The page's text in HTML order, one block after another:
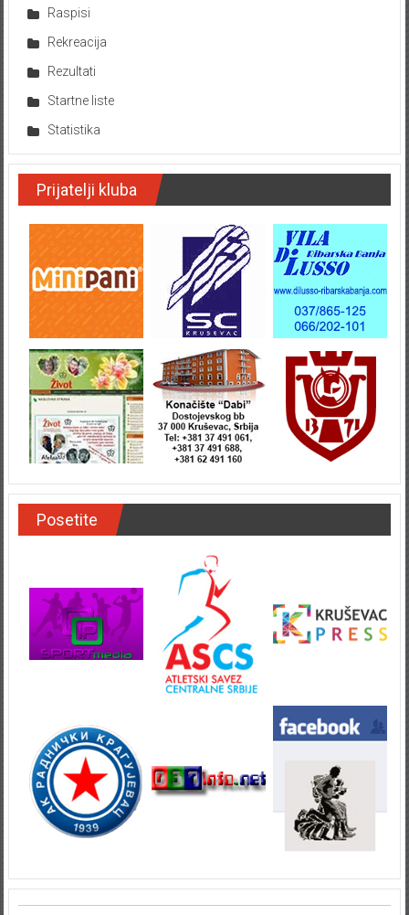
Raspisi
Rekreacija
Rezultati
Startne liste
Statistika
Prijatelji kluba
Posetite